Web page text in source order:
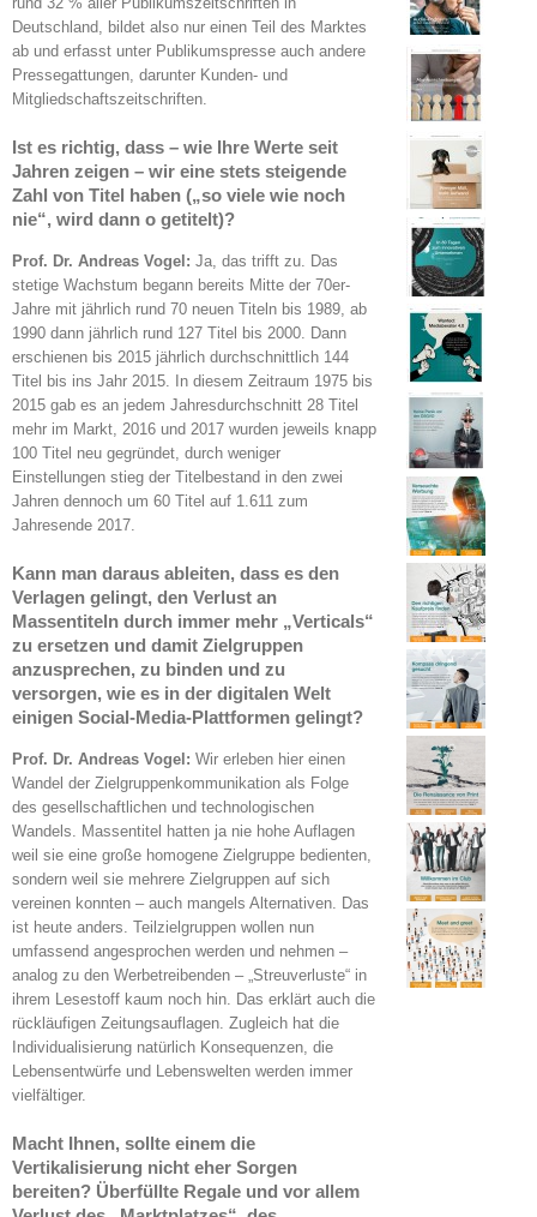
Deutschland, bildet also nur einen Teil des Marktes
ab und erfasst unter Publikumspresse auch andere
Pressegattungen, darunter Kunden- und
Mitgliedschaftszeitschriften.
Ist es richtig, dass – wie Ihre Werte seit
Jahren zeigen – wir eine stets steigende
Zahl von Titel haben („so viele wie noch
nie“, wird dann o getitelt)?
Prof. Dr. Andreas Vogel: Ja, das trifft zu. Das
stetige Wachstum begann bereits Mitte der 70er-
Jahre mit jährlich rund 70 neuen Titeln bis 1989, ab
1990 dann jährlich rund 127 Titel bis 2000. Dann
erschienen bis 2015 jährlich durchschnittlich 144
Titel bis ins Jahr 2015. In diesem Zeitraum 1975 bis
2015 gab es an jedem Jahresdurchschnitt 28 Titel
mehr im Markt, 2016 und 2017 wurden jeweils knapp
100 Titel neu gegründet, durch weniger
Einstellungen stieg der Titelbestand in den zwei
Jahren dennoch um 60 Titel auf 1.611 zum
Jahresende 2017.
Kann man daraus ableiten, dass es den
Verlagen gelingt, den Verlust an
Massentiteln durch immer mehr „Verticals“
zu ersetzen und damit Zielgruppen
anzusprechen, zu binden und zu
versorgen, wie es in der digitalen Welt
einigen Social-Media-Plattformen gelingt?
Prof. Dr. Andreas Vogel: Wir erleben hier einen
Wandel der Zielgruppenkommunikation als Folge
des gesellschaftlichen und technologischen
Wandels. Massentitel hatten ja nie hohe Auflagen
weil sie eine große homogene Zielgruppe bedienten,
sondern weil sie mehrere Zielgruppen auf sich
vereinen konnten – auch mangels Alternativen. Das
ist heute anders. Teilzielgruppen wollen nun
umfassend angesprochen werden und nehmen –
analog zu den Werbetreibenden – „Streuverluste“ in
ihrem Lesestoff kaum noch hin. Das erklärt auch die
rückläufigen Zeitungsauflagen. Zugleich hat die
Individualisierung natürlich Konsequenzen, die
Lebensentwürfe und Lebenswelten werden immer
vielfältiger.
Macht Ihnen, sollte einem die
Vertikalisierung nicht eher Sorgen
bereiten? Überfüllte Regale und vor allem